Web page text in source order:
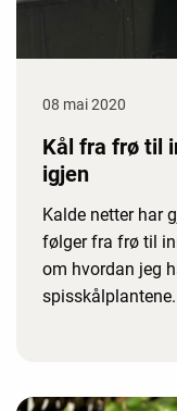
08 mai 2020
Kål fra frø til
igjen
Kalde netter har
følger fra frø til
om hvordan jeg
spisskålplantene.